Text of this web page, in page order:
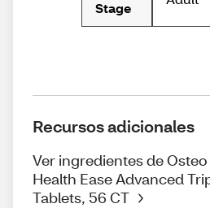
Stage
Recursos adicionales
Ver ingredientes de
Health Ease Advanced
Tablets, 56 CT